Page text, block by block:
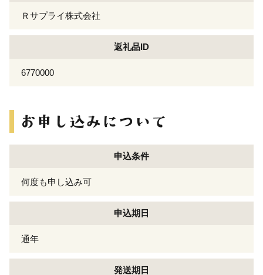
Ｒサプライ株式会社
返礼品ID
6770000
申込条件
何度も申し込み可
申込期日
通年
発送期日